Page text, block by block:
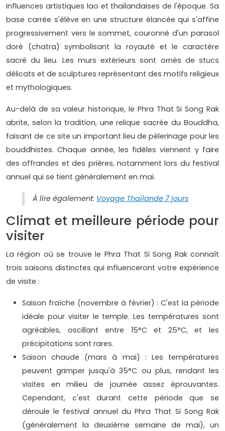
influences artistiques lao et thaïlandaises de l'époque. Sa
base carrée s'élève en une structure élancée qui s'affine
progressivement vers le sommet, couronné d'un parasol
doré (chatra) symbolisant la royauté et le caractère
sacré du lieu. Les murs extérieurs sont ornés de stucs
délicats et de sculptures représentant des motifs religieux
et mythologiques.
Au-delà de sa valeur historique, le Phra That Si Song Rak
abrite, selon la tradition, une relique sacrée du Bouddha,
faisant de ce site un important lieu de pèlerinage pour les
bouddhistes. Chaque année, les fidèles viennent y faire
des offrandes et des prières, notamment lors du festival
annuel qui se tient généralement en mai.
À lire également: Voyage Thaïlande 7 jours
Climat et meilleure période pour
visiter
La région où se trouve le Phra That Si Song Rak connaît
trois saisons distinctes qui influenceront votre expérience
de visite :
Saison fraîche (novembre à février) : C'est la période
idéale pour visiter le temple. Les températures sont
agréables, oscillant entre 15°C et 25°C, et les
précipitations sont rares.
Saison chaude (mars à mai) : Les températures
peuvent grimper jusqu'à 35°C ou plus, rendant les
visites en milieu de journée assez éprouvantes.
Cependant, c'est durant cette période que se
déroule le festival annuel du Phra That Si Song Rak
(généralement la deuxième semaine de mai), un